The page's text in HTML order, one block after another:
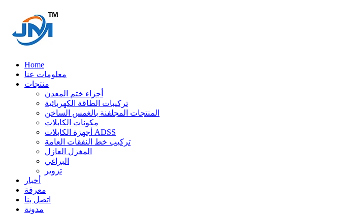
Home
معلومات عنا
منتجات
أجزاء ختم المعدن
تركيبات الطاقة الكهربائية
المنتجات المجلفنة بالغمس الساخن
مكونات الكابلات
أجهزة الكابلات ADSS
تركيب خط النفقات العامة
المغزل العازل
البراغي
تزوير
أخبار
معرفة
اتصل بنا
مدونة